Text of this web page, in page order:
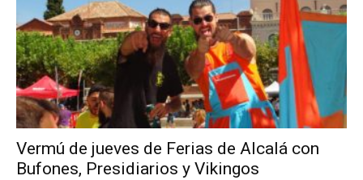
Vermú de jueves de Ferias de Alcalá con
Bufones, Presidiarios y Vikingos